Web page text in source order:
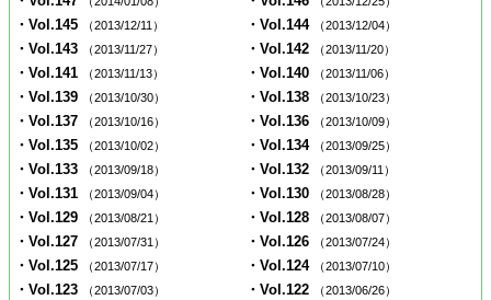
・Vol.145 （2013/12/11） ・Vol.144 （2013/12/04）
・Vol.143 （2013/11/27） ・Vol.142 （2013/11/20）
・Vol.141 （2013/11/13） ・Vol.140 （2013/11/06）
・Vol.139 （2013/10/30） ・Vol.138 （2013/10/23）
・Vol.137 （2013/10/16） ・Vol.136 （2013/10/09）
・Vol.135 （2013/10/02） ・Vol.134 （2013/09/25）
・Vol.133 （2013/09/18） ・Vol.132 （2013/09/11）
・Vol.131 （2013/09/04） ・Vol.130 （2013/08/28）
・Vol.129 （2013/08/21） ・Vol.128 （2013/08/07）
・Vol.127 （2013/07/31） ・Vol.126 （2013/07/24）
・Vol.125 （2013/07/17） ・Vol.124 （2013/07/10）
・Vol.123 （2013/07/03） ・Vol.122 （2013/06/26）